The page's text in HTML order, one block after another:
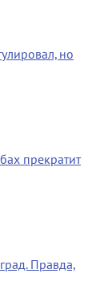
но
прекратит
Правда,